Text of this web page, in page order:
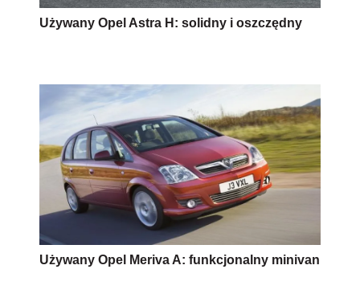
Używany Opel Astra H: solidny i oszczędny
Używany Opel Meriva A: funkcjonalny minivan